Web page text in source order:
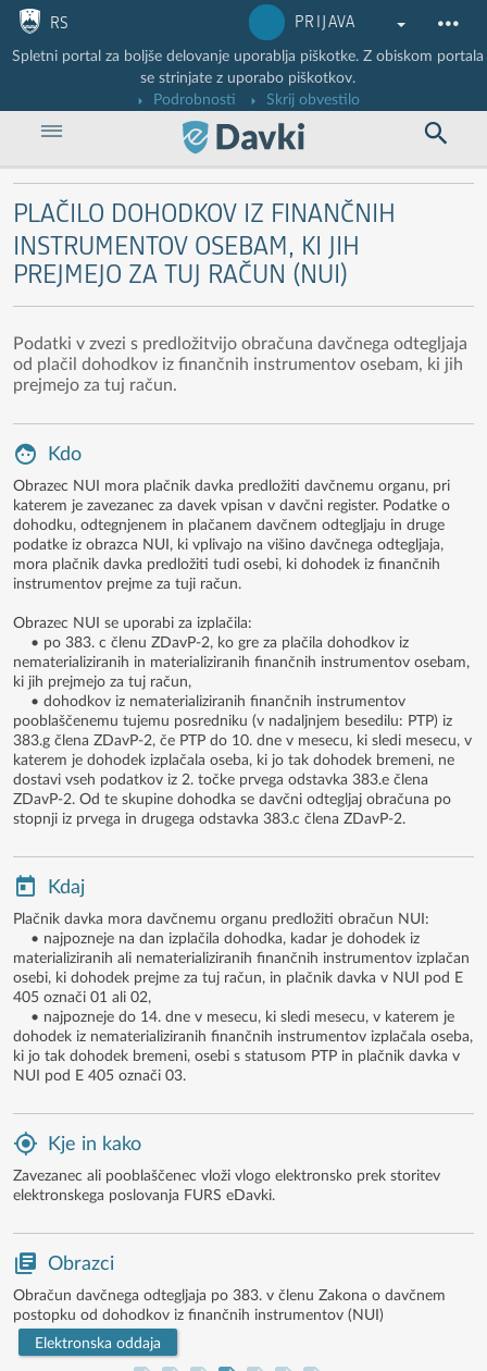
Nadaljuj na vsebino
Nadaljuj na vsebino zaprtega portala
RS PRIJAVA
Spletni portal za boljše delovanje uporablja piškotke. Z obiskom portala
se strinjate z uporabo piškotkov.
Podrobnosti
Skrij obvestilo
PLAČILO DOHODKOV IZ FINANČNIH
INSTRUMENTOV OSEBAM, KI JIH
PREJMEJO ZA TUJ RAČUN (NUI)
Podatki v zvezi s predložitvijo obračuna davčnega odtegljaja
od plačil dohodkov iz finančnih instrumentov osebam, ki jih
prejmejo za tuj račun.
Kdo
Obrazec NUI mora plačnik davka predložiti davčnemu organu, pri
katerem je zavezanec za davek vpisan v davčni register. Podatke o
dohodku, odtegnjenem in plačanem davčnem odtegljaju in druge
podatke iz obrazca NUI, ki vplivajo na višino davčnega odtegljaja,
mora plačnik davka predložiti tudi osebi, ki dohodek iz finančnih
instrumentov prejme za tuji račun.
Obrazec NUI se uporabi za izplačila:
• po 383. c členu ZDavP-2, ko gre za plačila dohodkov iz
nematerializiranih in materializiranih finančnih instrumentov osebam,
ki jih prejmejo za tuj račun,
• dohodkov iz nematerializiranih finančnih instrumentov
pooblaščenemu tujemu posredniku (v nadaljnjem besedilu: PTP) iz
383.g člena ZDavP-2, če PTP do 10. dne v mesecu, ki sledi mesecu, v
katerem je dohodek izplačala oseba, ki jo tak dohodek bremeni, ne
dostavi vseh podatkov iz 2. točke prvega odstavka 383.e člena
ZDavP-2. Od te skupine dohodka se davčni odtegljaj obračuna po
stopnji iz prvega in drugega odstavka 383.c člena ZDavP-2.
Kdaj
Plačnik davka mora davčnemu organu predložiti obračun NUI:
• najpozneje na dan izplačila dohodka, kadar je dohodek iz
materializiranih ali nematerializiranih finančnih instrumentov izplačan
osebi, ki dohodek prejme za tuj račun, in plačnik davka v NUI pod E
405 označi 01 ali 02,
• najpozneje do 14. dne v mesecu, ki sledi mesecu, v katerem je
dohodek iz nematerializiranih finančnih instrumentov izplačala oseba,
ki jo tak dohodek bremeni, osebi s statusom PTP in plačnik davka v
NUI pod E 405 označi 03.
Kje in kako
Zavezanec ali pooblaščenec vloži vlogo elektronsko prek storitev
elektronskega poslovanja FURS eDavki.
Obrazci
Obračun davčnega odtegljaja po 383. v členu Zakona o davčnem
postopku od dohodkov iz finančnih instrumentov (NUI)
Elektronska oddaja